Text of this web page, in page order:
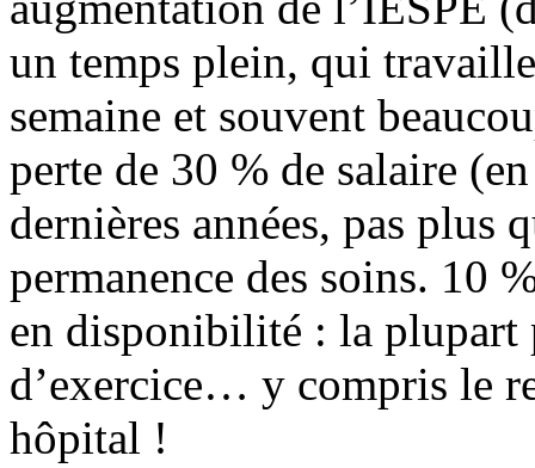
un temps plein, qui
semaine et souvent
perte de 30 % de salaire
dernières années, pas plus
permanence des soins. 10
en disponibilité : la plupart
d’exercice… y compris le
hôpital !